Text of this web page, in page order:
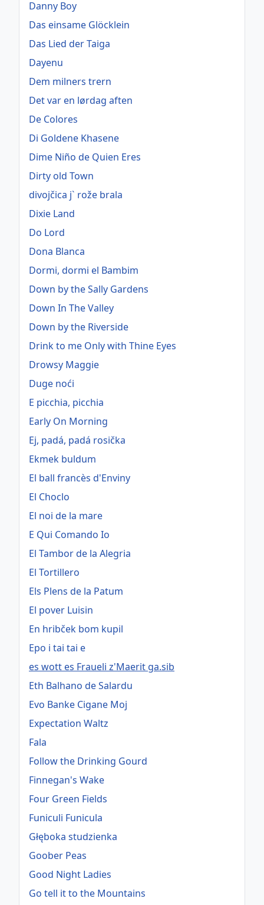
Danny Boy
Das einsame Glöcklein
Das Lied der Taiga
Dayenu
Dem milners trern
Det var en lørdag aften
De Colores
Di Goldene Khasene
Dime Niño de Quien Eres
Dirty old Town
divojčica j` rože brala
Dixie Land
Do Lord
Dona Blanca
Dormi, dormi el Bambim
Down by the Sally Gardens
Down In The Valley
Down by the Riverside
Drink to me Only with Thine Eyes
Drowsy Maggie
Duge noći
E picchia, picchia
Early On Morning
Ej, padá, padá rosička
Ekmek buldum
El ball francès d'Enviny
El Choclo
El noi de la mare
E Qui Comando Io
El Tambor de la Alegria
El Tortillero
Els Plens de la Patum
El pover Luisin
En hribček bom kupil
Epo i tai tai e
es wott es Fraueli z'Maerit ga.sib
Eth Balhano de Salardu
Evo Banke Cigane Moj
Expectation Waltz
Fala
Follow the Drinking Gourd
Finnegan's Wake
Four Green Fields
Funiculi Funicula
Głęboka studzienka
Goober Peas
Good Night Ladies
Go tell it to the Mountains